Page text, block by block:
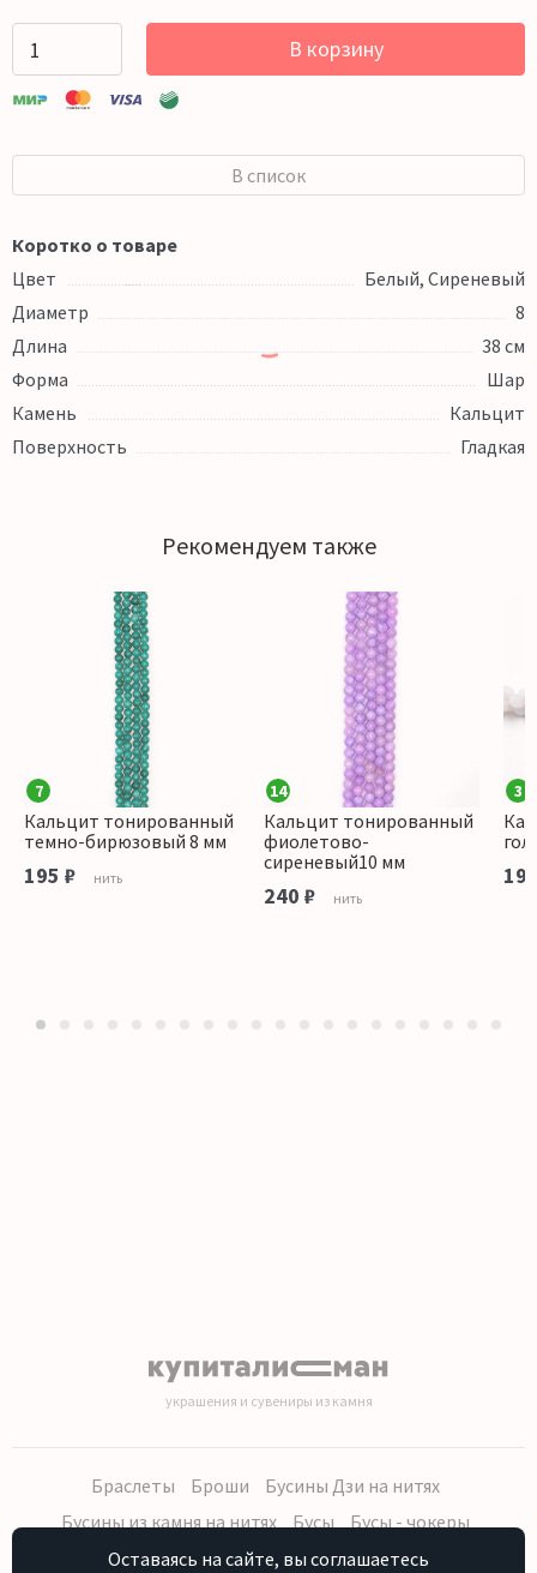
В корзину
В список
Коротко о товаре
Цвет
Белый, Сиреневый
Диаметр
8
Длина
38 см
Форма
Шар
Камень
Кальцит
Поверхность
Гладкая
Рекомендуем также
7
Кальцит тонированный
темно-бирюзовый 8 мм
195 ₽ нить
14
Кальцит тонированный
фиолетово-
сиреневый10 мм
240 ₽ нить
3
украшения и сувениры из камня
Браслеты Броши
Бусины Дзи на нитях
Бусины из камня на нитях
Бусы
Бусы - чокеры
Кольца, серьги
Кулоны Наборы (бусы, браслет, серьги)
Оставаясь на сайте, вы соглашаетесь